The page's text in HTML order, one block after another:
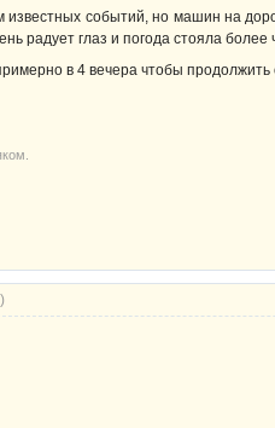
событий, но машин на
радует глаз и погода стояла более
в 4 вечера чтобы